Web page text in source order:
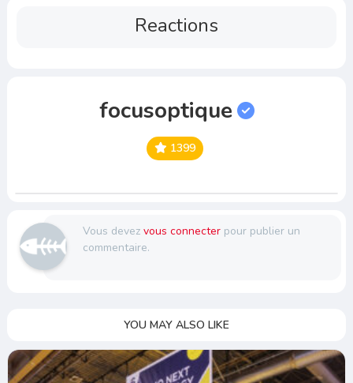
Reactions
focusoptique
1399
Vous devez vous connecterpour publier un
commentaire.
YOU MAY ALSO LIKE